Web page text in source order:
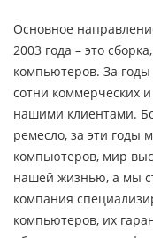
Основное
2003 года – это
компьютеров. За
сотни коммерческих
нашими клиентами.
ремесло, за эти годы
компьютеров, мир
нашей жизнью, а мы
компания
компьютеров, их